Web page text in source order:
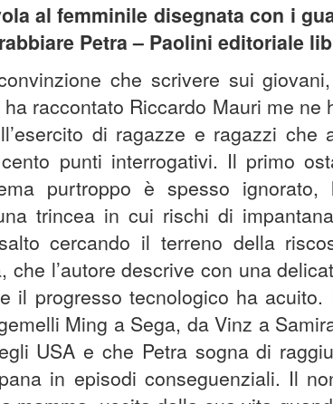
al femminile disegnata con i
Petra – Paolini editoriale
che scrivere sui
ha raccontato Riccardo Mauri me
di ragazze e ragazzi
punti interrogativi. Il primo
purtroppo è spesso
trincea in cui rischi di
cercando il terreno della
che l’autore descrive con una
il progresso tecnologico ha acuito.
Ming a Sega, da Vinz a
USA e che Petra sogna di
in episodi conseguenziali. Il